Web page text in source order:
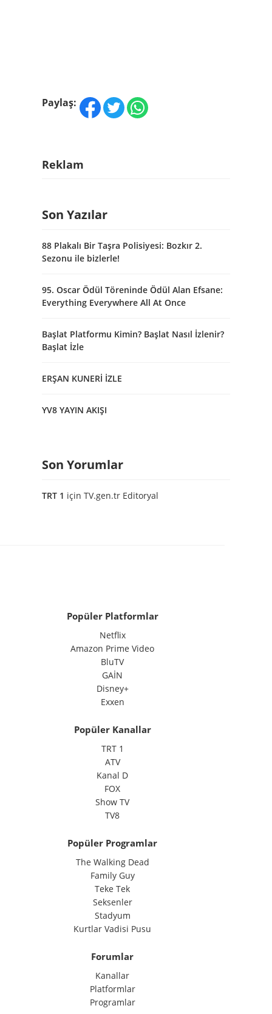
Paylaş:
Reklam
Son Yazılar
88 Plakalı Bir Taşra Polisiyesi: Bozkır 2.
Sezonu ile bizlerle!
95. Oscar Ödül Töreninde Ödül Alan Efsane:
Everything Everywhere All At Once
Başlat Platformu Kimin? Başlat Nasıl İzlenir?
Başlat İzle
ERŞAN KUNERİ İZLE
YV8 YAYIN AKIŞI
Son Yorumlar
TRT 1 için TV.gen.tr Editoryal
Popüler Platformlar
Netflix
Amazon Prime Video
BluTV
GAİN
Disney+
Exxen
Popüler Kanallar
TRT 1
ATV
Kanal D
FOX
Show TV
TV8
Popüler Programlar
The Walking Dead
Family Guy
Teke Tek
Seksenler
Stadyum
Kurtlar Vadisi Pusu
Forumlar
Kanallar
Platformlar
Programlar